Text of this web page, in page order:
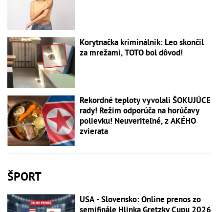
Korytnačka kriminálnik: Leo skončil
za mrežami, TOTO bol dôvod!
Rekordné teploty vyvolali ŠOKUJÚCE
rady! Režim odporúča na horúčavy
polievku! Neuveriteľné, z AKÉHO
zvierata
ŠPORT
USA - Slovensko: Online prenos zo
semifinále Hlinka Gretzky Cupu 2026